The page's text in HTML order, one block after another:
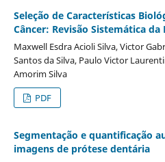
Seleção de Características
Câncer: Revisão Sistemática
Maxwell Esdra Acioli Silva, Victor
Santos da Silva, Paulo Victor
Amorim Silva
PDF
Segmentação e quantificação
imagens de prótese dentária